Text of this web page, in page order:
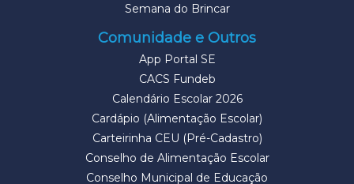
Semana do Brincar
Comunidade e Outros
App Portal SE
CACS Fundeb
Calendário Escolar 2026
Cardápio (Alimentação Escolar)
Carteirinha CEU (Pré-Cadastro)
Conselho de Alimentação Escolar
Conselho Municipal de Educação